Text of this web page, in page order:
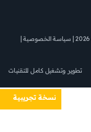
سياسة الخصوصية
تطوير وتشغيلكامل للتقنيات
نسخة تجريبية